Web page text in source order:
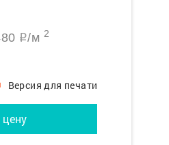
q/м 2
Версия для печати